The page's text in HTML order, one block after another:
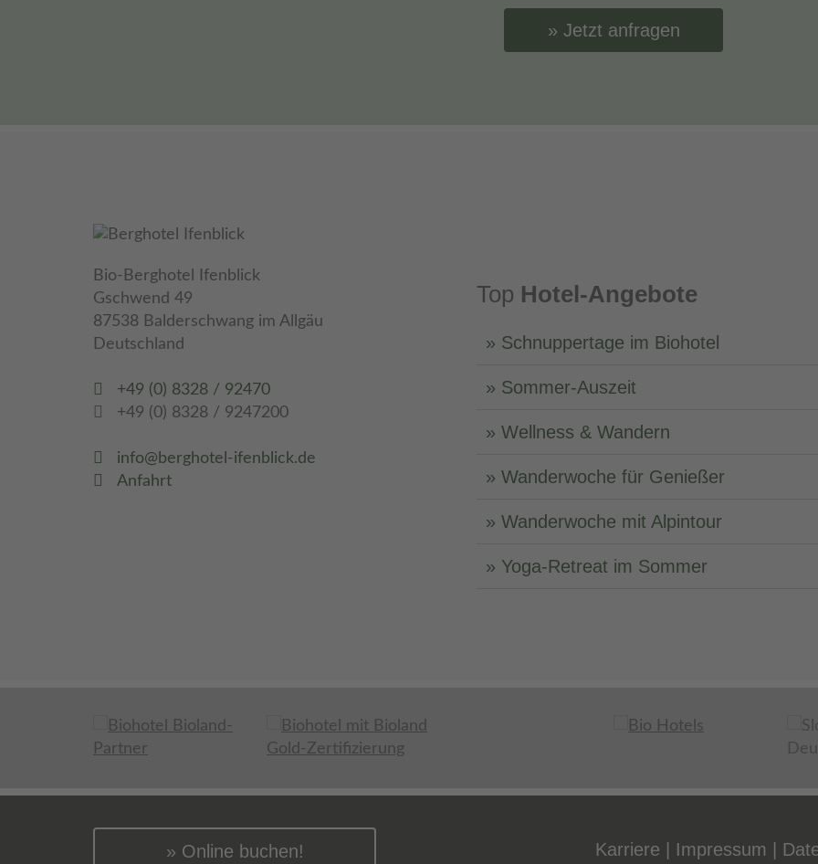
Jetzt anfragen
Bio-Berghotel Ifenblick
Gschwend 49
87538 Balderschwang im Allgäu
Deutschland
+49 (0) 8328 / 92470
+49 (0) 8328 / 9247200
info@berghotel-ifenblick.de
Anfahrt
Top Hotel-Angebote
Schnuppertage im Biohotel
Sommer-Auszeit
Wellness & Wandern
Wanderwoche für Genießer
Wanderwoche mit Alpintour
Yoga-Retreat im Sommer
Online buchen! Karriere Impressum